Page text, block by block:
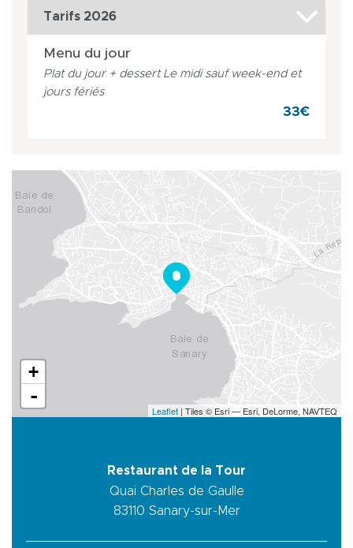
Tarifs 2026
Menu du jour
Plat du jour + dessert Le midi sauf week-end et
jours fériés
33€
+
-
Leaflet | Tiles © Esri — Esri, DeLorme, NAVTEQ
Restaurant de la Tour
Quai Charles de Gaulle
83110 Sanary-sur-Mer